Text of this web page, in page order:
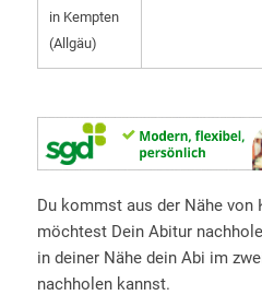
in Kempten
(Allgäu)
Du kommst aus der Nähe von
möchtest Dein Abitur
in deiner Nähe dein Abi im
nachholen kannst.